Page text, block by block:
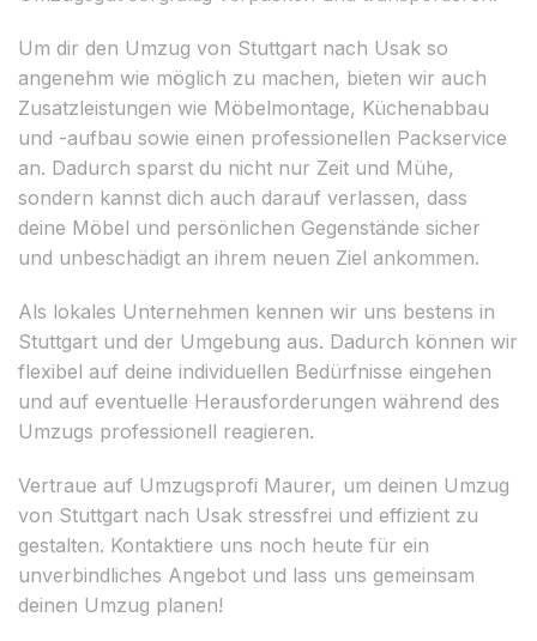
Um dir den Umzug von Stuttgart nach Usak so
angenehm wie möglich zu machen, bieten wir auch
Zusatzleistungen wie Möbelmontage, Küchenabbau
und -aufbau sowie einen professionellen Packservice
an. Dadurch sparst du nicht nur Zeit und Mühe,
sondern kannst dich auch darauf verlassen, dass
deine Möbel und persönlichen Gegenstände sicher
und unbeschädigt an ihrem neuen Ziel ankommen.
Als lokales Unternehmen kennen wir uns bestens in
Stuttgart und der Umgebung aus. Dadurch können wir
flexibel auf deine individuellen Bedürfnisse eingehen
und auf eventuelle Herausforderungen während des
Umzugs professionell reagieren.
Vertraue auf Umzugsprofi Maurer, um deinen Umzug
von Stuttgart nach Usak stressfrei und effizient zu
gestalten. Kontaktiere uns noch heute für ein
unverbindliches Angebot und lass uns gemeinsam
deinen Umzug planen!